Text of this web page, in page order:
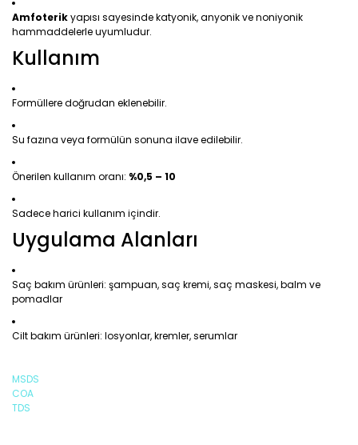
Amfoterikyapısı sayesinde katyonik, anyonik ve noniyonik
hammaddelerle uyumludur.
Kullanım
Formüllere doğrudan eklenebilir.
Su fazına veya formülün sonuna ilave edilebilir.
Önerilen kullanım oranı: %0,5 – 10
Sadece harici kullanım içindir.
Uygulama Alanları
Saç bakım ürünleri: şampuan, saç kremi, saç maskesi, balm ve
pomadlar
Cilt bakım ürünleri: losyonlar, kremler, serumlar
MSDS
COA
TDS